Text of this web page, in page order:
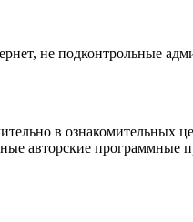
не подконтрольные
в ознакомительных
авторские программные